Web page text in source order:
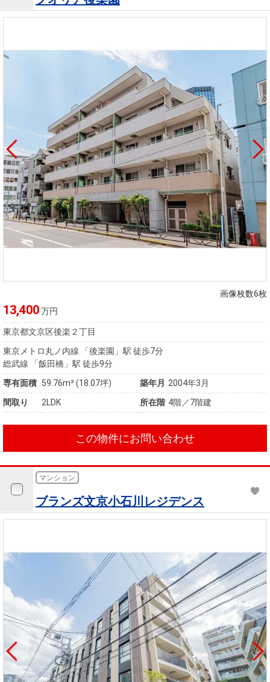
画像枚数6枚
13,400万円
東京都文京区後楽２丁目
東京メトロ丸ノ内線 「後楽園」駅 徒歩7分
総武線 「飯田橋」駅 徒歩9分
専有面積 59.76m²(18.07坪) 築年月 2004年3月
間取り
2LDK 所在階 4階／7階建
この物件にお問い合わせ
マンション
ブランズ文京小石川レジデンス